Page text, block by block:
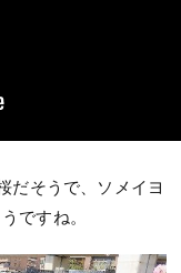
だそうで、ソメイヨ
ですね。